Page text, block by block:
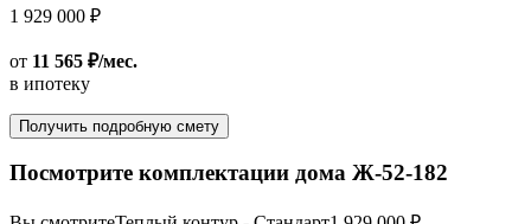
1 929 000 ₽
от 11 565 ₽/мес.
в ипотеку
Получить подробную смету
Посмотрите комплектации дома Ж-52-182